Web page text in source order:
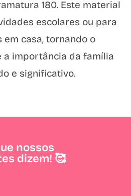
180. Este material
escolares ou para
casa, tornando o
a importância da família
e significativo.
nossos
dizem! 🥰